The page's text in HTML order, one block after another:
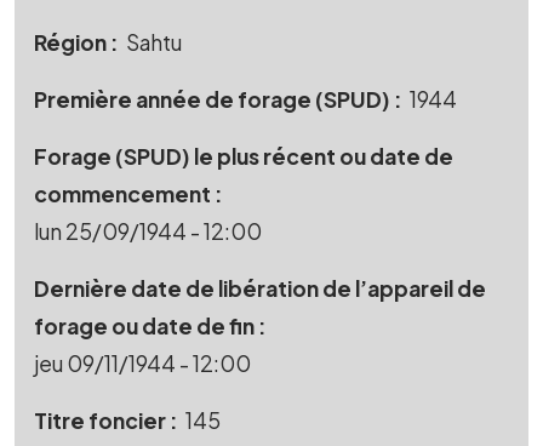
Région Sahtu
Première année de forage (SPUD) 1944
Forage (SPUD) le plus récent ou date de
commencement
lun 25/09/1944 - 12:00
Dernière date de libération de l’appareil de
forage ou date de fin
jeu 09/11/1944 - 12:00
Titre foncier 145